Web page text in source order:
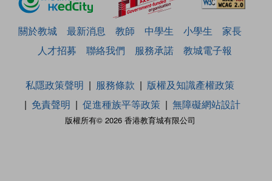
關於教城 最新消息 教師 中學生 小學生
家長
人才招募
聯絡我們 服務承諾 教城電子報
版權所有© 2026 香港教育城有限公司
私隱政策聲明 服務條款
版權及知識產權政策
免責聲明
促進種族平等政策 無障礙網站設計